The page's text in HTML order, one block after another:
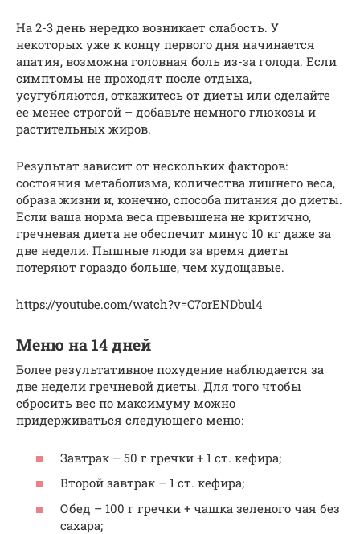
На 2-3 день нередко возникает слабость. У
некоторых уже к концу первого дня начинается
апатия, возможна головная боль из-за голода. Если
симптомы не проходят после отдыха,
усугубляются, откажитесь от диеты или сделайте
ее менее строгой – добавьте немного глюкозы и
растительных жиров.
Результат зависит от нескольких факторов:
состояния метаболизма, количества лишнего веса,
образа жизни и, конечно, способа питания до диеты.
Если ваша норма веса превышена не критично,
гречневая диета не обеспечит минус 10 кг даже за
две недели. Пышные люди за время диеты
потеряют гораздо больше, чем худощавые.
https://youtube.com/watch?v=C7orENDbul4
Меню на 14 дней
Более результативное похудение наблюдается за
две недели гречневой диеты. Для того чтобы
сбросить вес по максимуму можно
придерживаться следующего меню:
Завтрак – 50 г гречки + 1 ст. кефира;
Второй завтрак – 1 ст. кефира;
Обед – 100 г гречки + чашка зеленого чая без
сахара;